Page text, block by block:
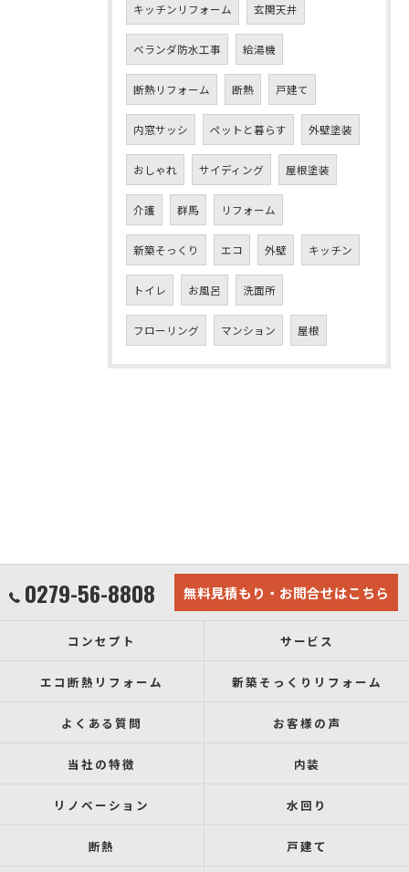
キッチンリフォーム 玄関天井
ベランダ防水工事 給湯機
断熱リフォーム 断熱 戸建て
内窓サッシ ペットと暮らす 外壁塗装
おしゃれ サイディング 屋根塗装
介護 群馬 リフォーム
新築そっくり エコ 外壁 キッチン
トイレ お風呂 洗面所
フローリング マンション 屋根
0279-56-8808 無料見積もり・お問合せはこちら
コンセプト サービス
エコ断熱リフォーム 新築そっくりリフォーム
よくある質問 お客様の声
当社の特徴 内装
リノベーション 水回り
断熱 戸建て